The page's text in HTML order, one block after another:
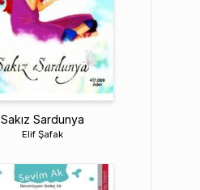
Sakız Sardunya
Elif Şafak